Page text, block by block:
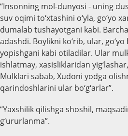
“Insonning mol-dunyosi - uning
suv oqimi to‘xtashini o‘yla, go‘yo
dumalab tushayotgani kabi.
adashdi. Boylikni ko‘rib, ular, go‘yo
yopishgani kabi otiladilar. Ular
ishlatmay, xasisliklaridan
Mulklari sabab, Xudoni yodga
qarindoshlarini ular bo‘g‘arlar”.
“Yaxshilik qilishga shoshil,
g‘ururlanma”.